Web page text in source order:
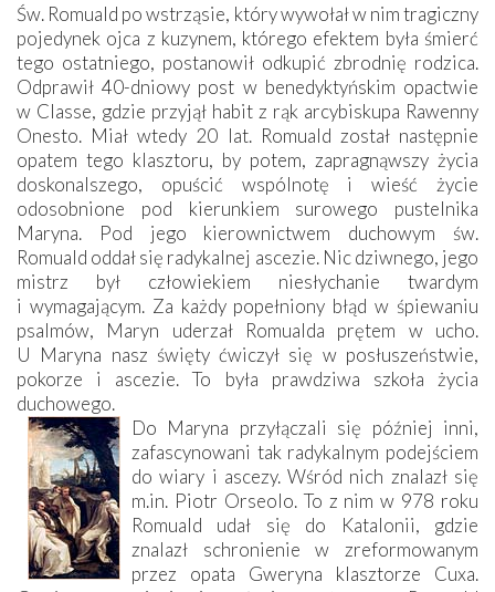
Św. Romuald po wstrząsie, który wywołał w nim tragiczny
pojedynek ojca z kuzynem, którego efektem była śmierć
tego ostatniego, postanowił odkupić zbrodnię rodzica.
Odprawił 40-dniowy post w benedyktyńskim opactwie
w Classe, gdzie przyjął habit z rąk arcybiskupa Rawenny
Onesto. Miał wtedy 20 lat. Romuald został następnie
opatem tego klasztoru, by potem, zapragnąwszy życia
doskonalszego, opuścić wspólnotę i wieść życie
odosobnione pod kierunkiem surowego pustelnika
Maryna. Pod jego kierownictwem duchowym św.
Romuald oddał się radykalnej ascezie. Nic dziwnego, jego
mistrz był człowiekiem niesłychanie twardym
i wymagającym. Za każdy popełniony błąd w śpiewaniu
psalmów, Maryn uderzał Romualda prętem w ucho.
U Maryna nasz święty ćwiczył się w posłuszeństwie,
pokorze i ascezie. To była prawdziwa szkoła życia
duchowego.
Do Maryna przyłączali się później inni,
zafascynowani tak radykalnym podejściem
do wiary i ascezy. Wśród nich znalazł się
m.in. Piotr Orseolo. To z nim w 978 roku
Romuald udał się do Katalonii, gdzie
znalazł schronienie w zreformowanym
przez opata Gweryna klasztorze Cuxa.